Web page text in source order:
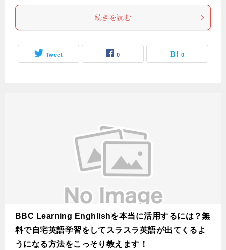
続きを読む
Tweet 0 0
BBC Learning Enghlishを本当に活用するには？無
料で自宅英語学習をしてスラスラ英語が出てくるよ
うになる方法をこっそり教えます！